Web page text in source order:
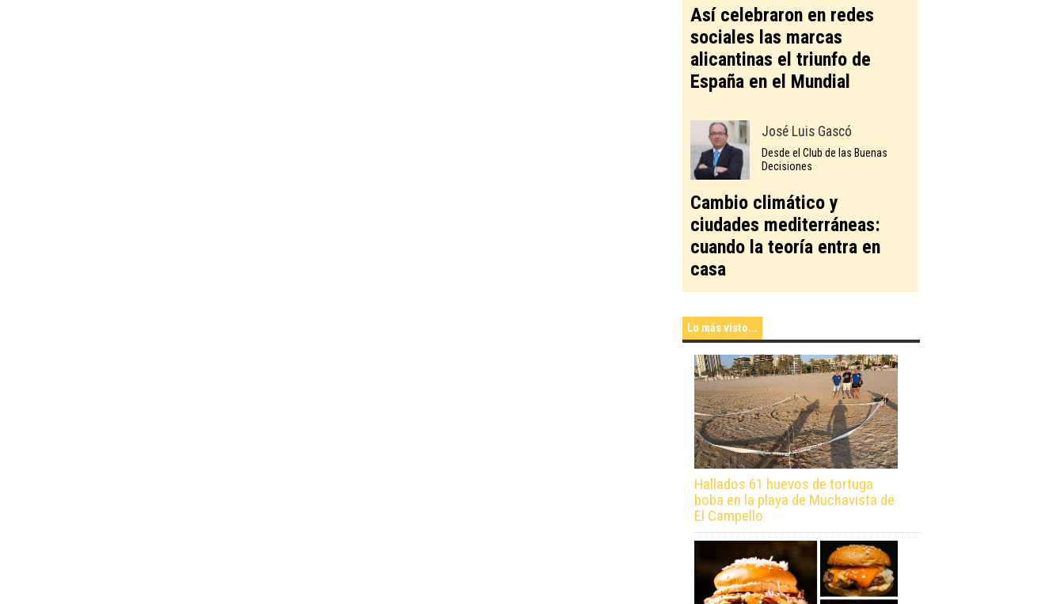
Así celebraron en redes
sociales las marcas
alicantinas el triunfo de
España en el Mundial
José Luis Gascó
Desde el Club de las Buenas
Decisiones
Cambio climático y
ciudades mediterráneas:
cuando la teoría entra en
casa
Lo más visto...
Hallados 61 huevos de tortuga
boba en la playa de Muchavista de
El Campello